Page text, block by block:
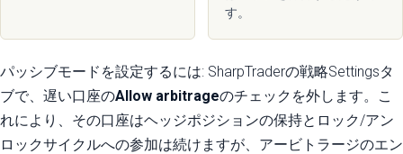
す。
パッシブモードを設定するには: SharpTraderの戦略Settingsタ
ブで、遅い口座のAllow arbitrageのチェックを外します。こ
れにより、その口座はヘッジポジションの保持とロック/アン
ロックサイクルへの参加は続けますが、アービトラージのエン